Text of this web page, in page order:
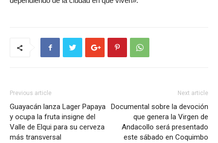
Previous article
Guayacán lanza Lager Papaya
y ocupa la fruta insigne del
Valle de Elqui para su cerveza
más transversal
Next article
Documental sobre la devoción
que genera la Virgen de
Andacollo será presentado
este sábado en Coquimbo